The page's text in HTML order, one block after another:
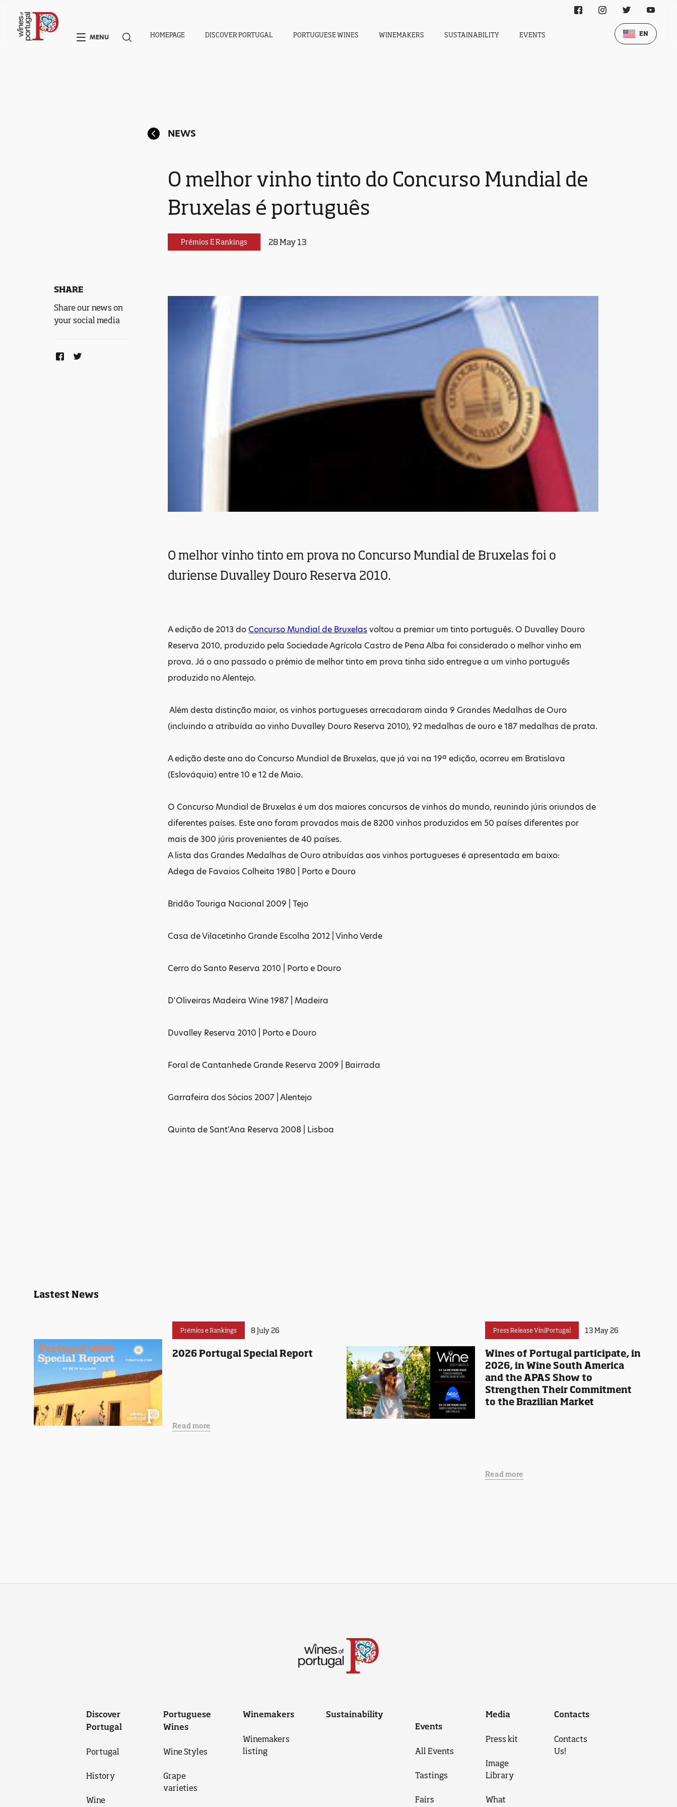
NEWS
O melhor vinho tinto do Concurso Mundial de
Bruxelas é português
Prémios E Rankings 28 May 13
SHARE
Share our news on
your social media
O melhor vinho tinto em prova no Concurso Mundial de Bruxelas foi o
duriense Duvalley Douro Reserva 2010.
A edição de 2013 do Concurso Mundial de Bruxelasvoltou a premiar um tinto português. O Duvalley Douro
Reserva 2010, produzido pela Sociedade Agrícola Castro de Pena Alba foi considerado o melhor vinho em
prova. Já o ano passado o prémio de melhor tinto em prova tinha sido entregue a um vinho português
produzido no Alentejo.
Além desta distinção maior, os vinhos portugueses arrecadaram ainda 9 Grandes Medalhas de Ouro
(incluindo a atribuída ao vinho Duvalley Douro Reserva 2010), 92 medalhas de ouro e 187 medalhas de prata.
A edição deste ano do Concurso Mundial de Bruxelas, que já vai na 19ª edição, ocorreu em Bratislava
(Eslováquia) entre 10 e 12 de Maio.
O Concurso Mundial de Bruxelas é um dos maiores concursos de vinhos do mundo, reunindo júris oriundos de
diferentes países. Este ano foram provados mais de 8200 vinhos produzidos em 50 países diferentes por
mais de 300 júris provenientes de 40 países.
A lista das Grandes Medalhas de Ouro atribuídas aos vinhos portugueses é apresentada em baixo:
Adega de Favaios Colheita 1980 | Porto e Douro
Bridão Touriga Nacional 2009 | Tejo
Casa de Vilacetinho Grande Escolha 2012 | Vinho Verde
Cerro do Santo Reserva 2010 | Porto e Douro
D'Oliveiras Madeira Wine 1987 | Madeira
Duvalley Reserva 2010 | Porto e Douro
Foral de Cantanhede Grande Reserva 2009 | Bairrada
Garrafeira dos Sócios 2007 | Alentejo
Quinta de Sant'Ana Reserva 2008 | Lisboa
Lastest News
Prémios e Rankings 8 July 26
2026 Portugal Special Report
Read more
Press Release ViniPortugal 13 May 26
Wines of Portugal participate, in
2026, in Wine South America
and the APAS Show to
Strengthen Their Commitment
to the Brazilian Market
Read more
MENU HOMEPAGE DISCOVER PORTUGAL PORTUGUESE WINES WINEMAKERS SUSTAINABILITY EVENTS EN
Discover
Portugal
Portugal
History
Wine
Portuguese
Wines
Wine Styles
Grape
varieties
Winemakers
Winemakers
listing
Sustainability
Events
All Events
Tastings
Fairs
Media
Press kit
Image
Library
What
Contacts
Contacts
Us!